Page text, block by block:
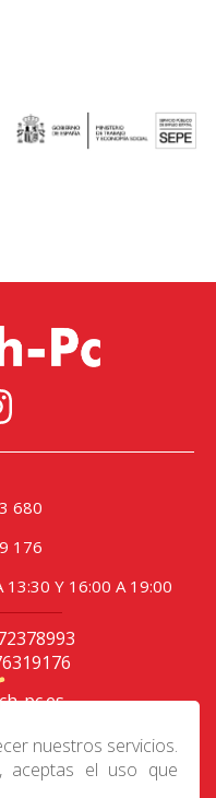
nuestros servicios.
aceptas el uso que
680
176
13:30 Y 16:00 A 19:00
pc.es
Gaminde